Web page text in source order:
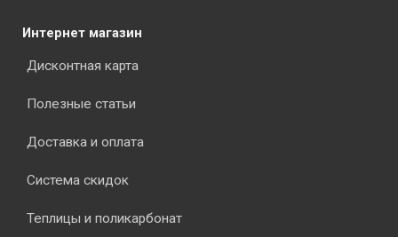
Интернет магазин
Дисконтная карта
Полезные статьи
Доставка и оплата
Система скидок
Теплицы и поликарбонат